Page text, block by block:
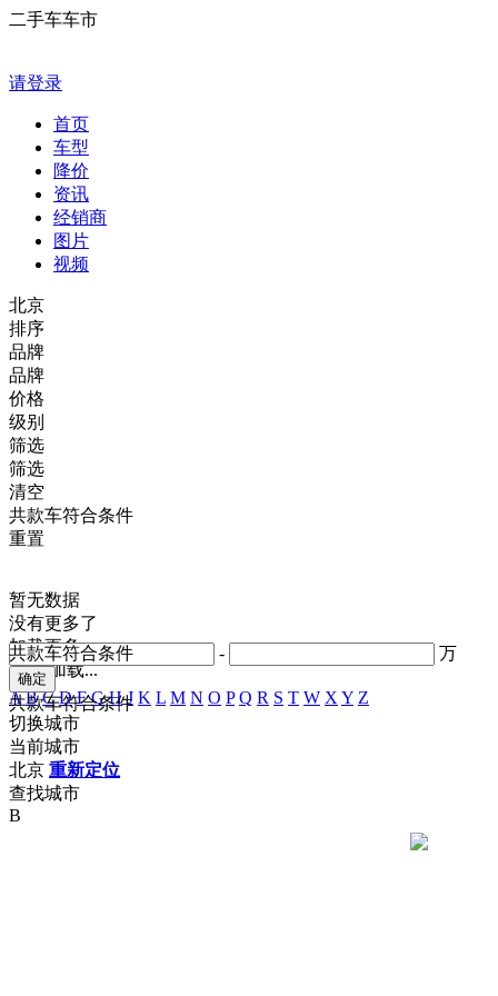
二手车车市
请登录
首页
车型
降价
资讯
经销商
图片
视频
北京
排序
品牌
品牌
价格
- 万
共款车符合条件
级别
共款车符合条件
筛选
筛选
清空
共款车符合条件
重置
暂无数据
没有更多了
加载更多
正在加载...
A B C D F G H J K L M N O P Q R S T W X Y Z
切换城市
当前城市
北京 重新定位
查找城市
B